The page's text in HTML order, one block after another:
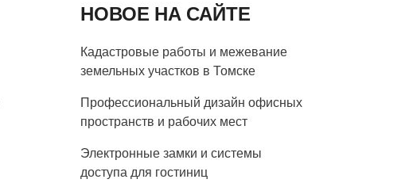
НОВОЕ НА САЙТЕ
Кадастровые работы и межевание
земельных участков в Томске
Профессиональный дизайн офисных
пространств и рабочих мест
Электронные замки и системы
доступа для гостиниц